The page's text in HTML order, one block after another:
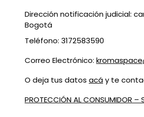
Dirección notificación judicial:
Bogotá
Teléfono: 3172583590
Correo Electrónico:
O deja tus datos acáy te
PROTECCIÓN AL CONSUMIDOR –